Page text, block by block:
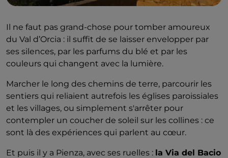
Il ne faut pas grand-chose pour tomber amoureux
du Val d’Orcia : il suffit de se laisser envelopper par
ses silences, par les parfums du blé et par les
couleurs qui changent avec la lumière.
Marcher le long des chemins de terre, parcourir les
sentiers qui reliaient autrefois les églises paroissiales
et les villages, ou simplement s'arrêter pour
contempler un coucher de soleil sur les collines : ce
sont là des expériences qui parlent au cœur.
Et puis il y a Pienza, avec ses ruelles : la Via del Bacio